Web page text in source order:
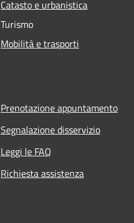
Catasto e urbanistica
Turismo
Mobilità e trasporti
Prenotazione appuntamento
Segnalazione disservizio
Leggi le FAQ
Richiesta assistenza